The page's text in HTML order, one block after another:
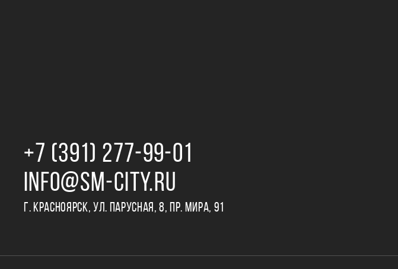
+7 (391) 277‒99‒01
INFO@SM-CITY.RU
Г. КРАСНОЯРСК, УЛ. ПАРУСНАЯ, 8, ПР. МИРА, 91